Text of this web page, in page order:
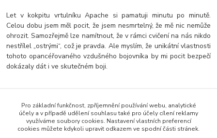
Let v kokpitu vrtulníku Apache si pamatuji minutu po minutě.
Celou dobu jsem měl pocit, že jsem nesmrtelný, že mě nic nemůže
ohrozit. Samozřejmě lze namítnout, že v rámci cvičení na nás nikdo
nestřílel „ostrými“, což je pravda. Ale myslím, že unikátní vlastnosti
tohoto opancéřovaného vzdušného bojovníka by mi pocit bezpečí
dokázaly dát i ve skutečném boji.
Zboží zařazeno v kategoriích
Antonio
Pro základní funkčnost, zpříjemnění používání webu, analytické
účely a v případě udělení souhlasu také pro účely cílení reklamy
využíváme soubory cookies. Nastavení vlastních preferencí
cookies můžete kdykoli upravit odkazem ve spodní části stránek.